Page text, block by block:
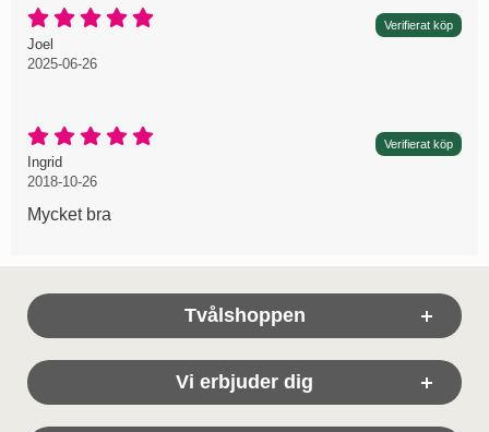
Betyg: 5 Stjärnor av 5 Verifierat köp
Recension av:
Joel
2025-06-26
Betyg: 5 Stjärnor av 5 Verifierat köp
Recension av:
Ingrid, 2018-10-26
, 2018-10-26
2018-10-26
Mycket bra
Sidfot Blandad info och länkar
Tvålshoppen
Vi erbjuder dig